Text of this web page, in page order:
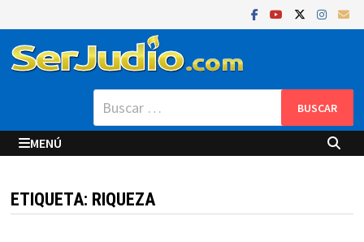
al
contenido
Buscar:
MENÚ
ETIQUETA: RIQUEZA